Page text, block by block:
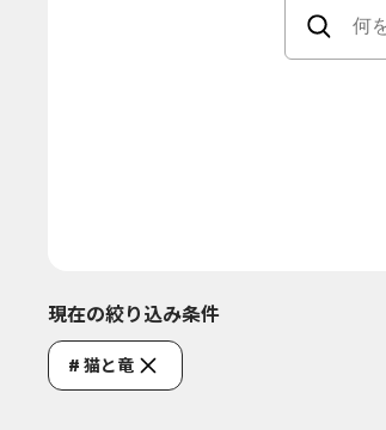
現在の絞り込み条件
# 猫と竜